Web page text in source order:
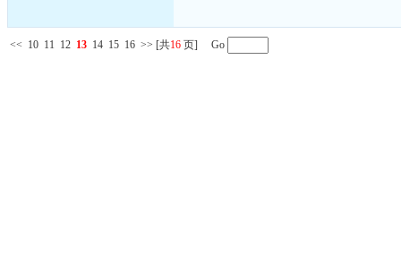
<< 10 11 12 13 14 15 16 >> [共16 页] Go